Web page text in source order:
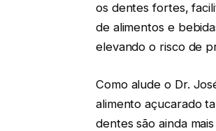
os dentes fortes,
de alimentos e
elevando o risco de
Como alude o Dr.
alimento açucarado
dentes são ainda